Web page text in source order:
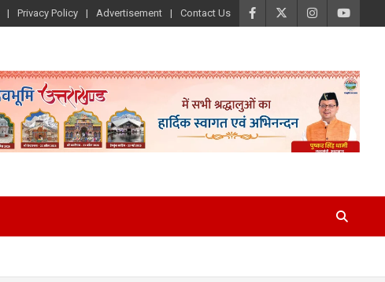
Privacy Policy Advertisement Contact Us